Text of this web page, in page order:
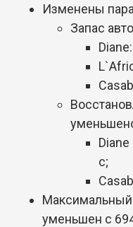
Изменены
Запас
с;
Максимальный
уменьшен с